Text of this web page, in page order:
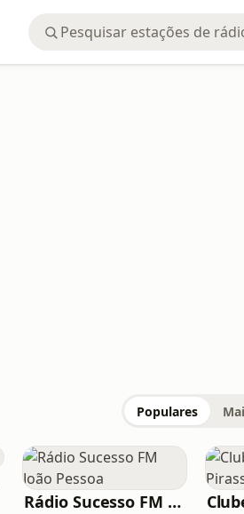
Populares
Rádio Sucesso FM João Pessoa